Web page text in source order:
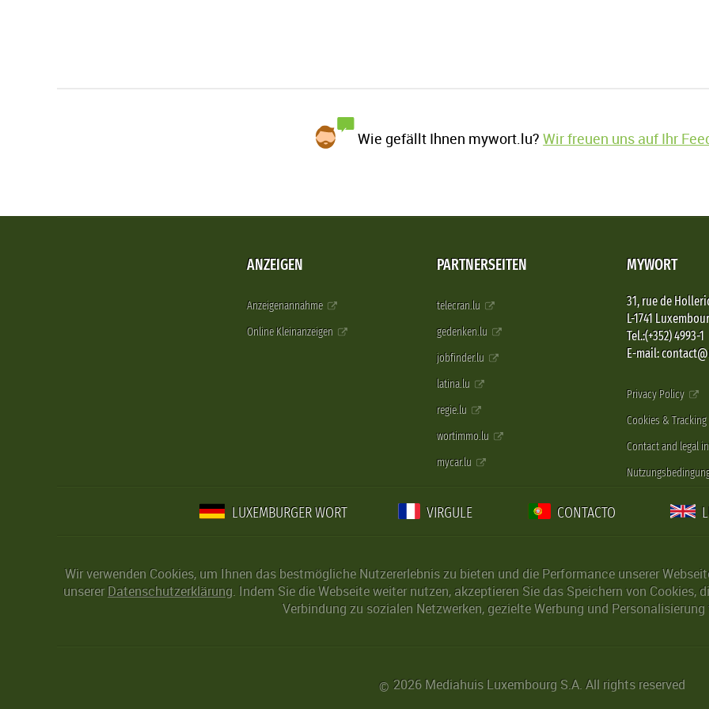
Wie gefällt Ihnen mywort.lu?Wir freuen uns auf Ihr
ANZEIGEN
Anzeigenannahme
Online Kleinanzeigen
PARTNERSEITEN
telecran.lu
gedenken.lu
jobfinder.lu
latina.lu
regie.lu
wortimmo.lu
mycar.lu
MYWORT
31, rue de
L-1741
Tel.:(+352) 4993-1
E-mail:
Privacy Policy
Cookies & Tracking
Contact and legal
LUXEMBURGER WORT VIRGULE CONTACTO
Wir verwenden Cookies, um Ihnen das bestmögliche Nutzererlebnis zu bieten und die Performance unserer
unserer Datenschutzerklärung. Indem Sie die Webseite weiter nutzen, akzeptieren Sie das Speichern von
Verbindung zu sozialen Netzwerken, gezielte Werbung und
© 2026 Mediahuis Luxembourg S.A. All rights reserved